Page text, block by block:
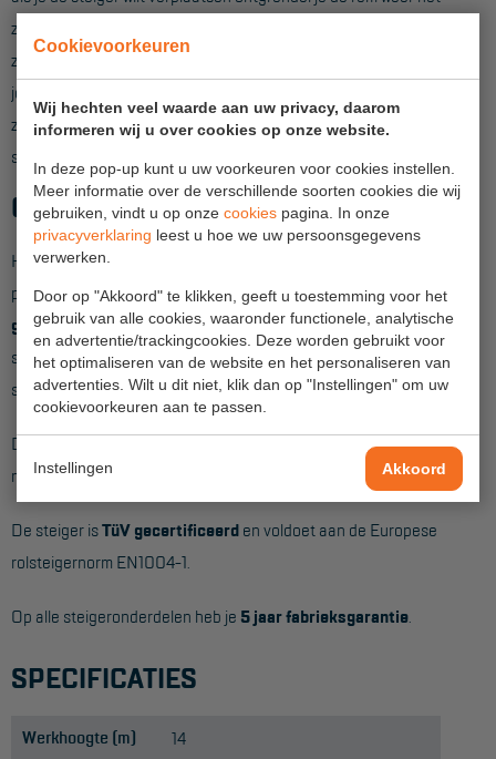
Cookievoorkeuren
Wij hechten veel waarde aan uw privacy, daarom
informeren wij u over cookies op onze website.
In deze pop-up kunt u uw voorkeuren voor cookies instellen.
Meer informatie over de verschillende soorten cookies die wij
gebruiken, vindt u op onze cookies pagina. In onze
privacyverklaring leest u hoe we uw persoonsgegevens
verwerken.
Door op "Akkoord" te klikken, geeft u toestemming voor het
gebruik van alle cookies, waaronder functionele, analytische
en advertentie/trackingcookies. Deze worden gebruikt voor
het optimaliseren van de website en het personaliseren van
advertenties. Wilt u dit niet, klik dan op "Instellingen" om uw
cookievoorkeuren aan te passen.
Instellingen Akkoord
Wet- en regelgeving
Algemene voorwaarden
Webshop voorwaarden
zo makkelijk. Wanneer je het wiel op de rem zet plaatst deze
zichzelf automatisch recht onder de staander. Hierdoor hoef
je nooit meer na te denken over de juiste stand van het
zwenkwiel. Met de wartel die op de wielstaander zit is de
steiger ook weer snel op de goede hoogte te stellen.
Gegarandeerde kwaliteit
Kies je voor een Primus rolsteiger dan heb je daar jarenlang
plezier van. Alle onderdelen wordenin Nederland
geproduceerdmet de nieuwste techniek. Hierdoor is een
snelle levering en service gegarandeerd en kunnen we je de
steiger aanbieden voor een scherpe prijs.
De Primus lichtgewicht rolsteiger is geschikt voor een
maximale belasting van
en 200kg/m2 per platform.
De steiger isTüV gecertificeerd en voldoet aan de Europese
rolsteigernorm EN1004-1.
Op alle steigeronderdelen heb je 5 jaar fabrieksgarantie
SPECIFICATIES
Werkhoogte (m) 14